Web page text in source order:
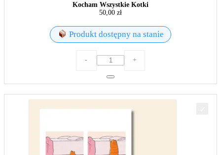
Kocham Wszystkie Kotki
50,00 zł
Produkt dostępny na stanie
-
Kocham
Wszystkie
Kotki
+